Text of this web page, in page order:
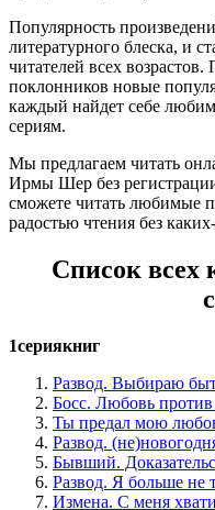
Популярность
литературного блеска, и
читателей всех возрастов.
поклонников новые
каждый найдет себе
сериям.
Мы предлагаем читать
Ирмы Шер без
сможете читать любимые
радостью чтения без
Список
1сериякниг
Развод. Выбираю
Босс. Любовь
Ты предал мою
Развод.
Бывший.
Развод. Я больше не
Измена. С меня